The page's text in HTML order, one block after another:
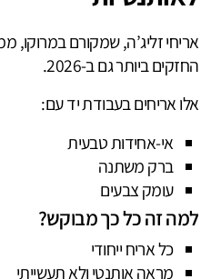
אריחי זליג’ה, שמקורם במרוקו,
החזקים ביותר גם ב-2026.
אלו אריחים בעבודת יד עם:
אי-אחידות טבעית
ברק משתנה
עומק צבעים
למה זה כל כך מבוקש?
כל אריח ייחודי
מראה אותנטי ולא תעשייתי